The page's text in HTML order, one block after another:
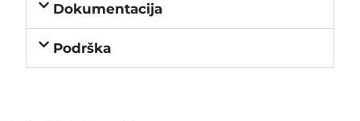
Dokumentacija
Podrška